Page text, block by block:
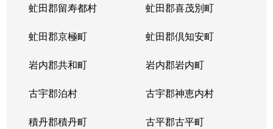
虻田郡留寿都村 虻田郡喜茂別町
虻田郡京極町 虻田郡倶知安町
岩内郡共和町 岩内郡岩内町
古宇郡泊村 古宇郡神恵内村
積丹郡積丹町 古平郡古平町